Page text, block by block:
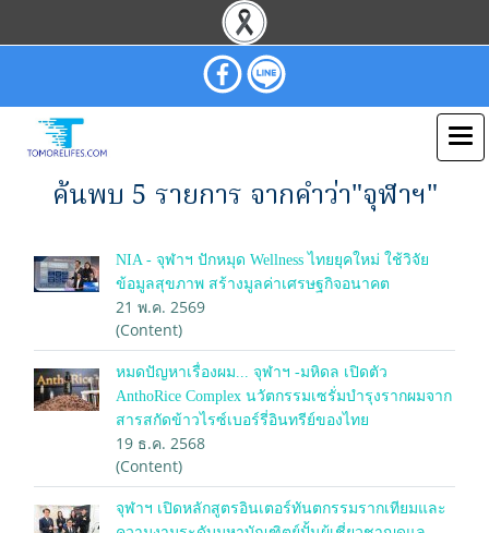
ค้นพบ 5 รายการ จากคำว่า"จุฬาฯ"
NIA - จุฬาฯ ปักหมุด Wellness ไทยยุคใหม่ ใช้วิจัย
ข้อมูลสุขภาพ สร้างมูลค่าเศรษฐกิจอนาคต
21 พ.ค. 2569
(Content)
หมดปัญหาเรื่องผม... จุฬาฯ -มหิดล เปิดตัว
AnthoRice Complex นวัตกรรมเซรั่มบำรุงรากผมจาก
สารสกัดข้าวไรซ์เบอร์รี่อินทรีย์ของไทย
19 ธ.ค. 2568
(Content)
จุฬาฯ เปิดหลักสูตรอินเตอร์ทันตกรรมรากเทียมและ